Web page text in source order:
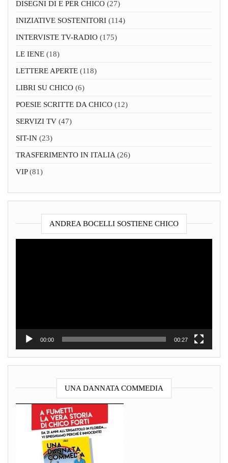
DISEGNI DI E PER CHICO (27)
INIZIATIVE SOSTENITORI (114)
INTERVISTE TV-RADIO (175)
LE IENE (18)
LETTERE APERTE (118)
LIBRI SU CHICO (6)
POESIE SCRITTE DA CHICO (12)
SERVIZI TV (47)
SIT-IN (23)
TRASFERIMENTO IN ITALIA (26)
VIP(81)
ANDREA BOCELLI SOSTIENE CHICO
00:00 00:27
UNA DANNATA COMMEDIA